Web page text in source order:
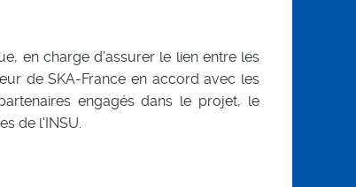
en charge d’assurer le lien entre les
de SKA-France en accord avec les
engagés dans le projet, le
de l'INSU